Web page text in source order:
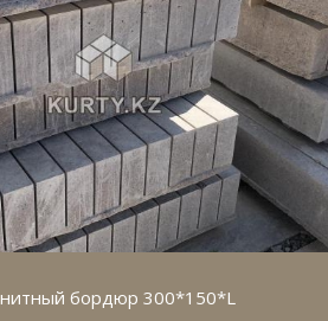
бордюр 300*150*L